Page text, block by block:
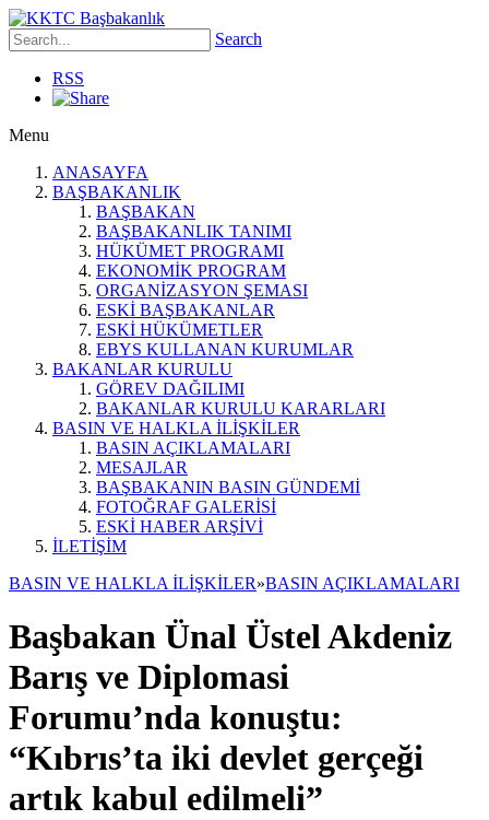
Search
RSS
Menu
ANASAYFA
BAŞBAKANLIK
BAŞBAKAN
BAŞBAKANLIK TANIMI
HÜKÜMET PROGRAMI
EKONOMİK PROGRAM
ORGANİZASYON ŞEMASI
ESKİ BAŞBAKANLAR
ESKİ HÜKÜMETLER
EBYS KULLANAN KURUMLAR
BAKANLAR KURULU
GÖREV DAĞILIMI
BAKANLAR KURULU KARARLARI
BASIN VE HALKLA İLİŞKİLER
BASIN AÇIKLAMALARI
MESAJLAR
BAŞBAKANIN BASIN GÜNDEMİ
FOTOĞRAF GALERİSİ
ESKİ HABER ARŞİVİ
İLETİŞİM
BASIN VE HALKLA İLİŞKİLER»BASIN AÇIKLAMALARI
Başbakan Ünal Üstel Akdeniz
Barış ve Diplomasi
Forumu’nda konuştu:
“Kıbrıs’ta iki devlet gerçeği
artık kabul edilmeli”